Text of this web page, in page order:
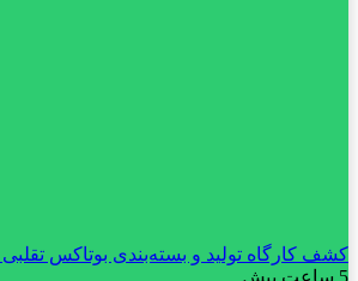
کشف کارگاه تولید و بسته‌بندی بوتاکس تقلبی
5 ساعت پیش